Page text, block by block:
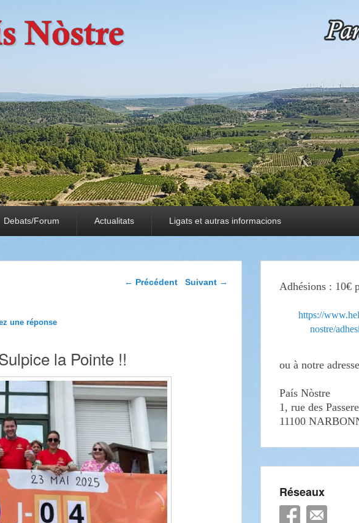
Debats/Forum Actualitats Ligats et autras informacions
Navigation dans les
← Précédent Suivant →
une réponse
la Pointe !!
Adhésions : 10€
https://
nostre/
ou à notre
País Nòstre
1, rue des
11100
Réseaux